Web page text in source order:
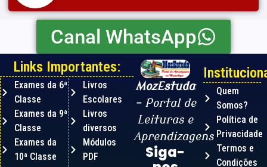
Canal WhatsApp
MozEstuda
– Portal de
Leituras e
Aprendizagens
Siga-
Quem
Somos?
Política de
Privacidade
Termos e
Condições
Links Importantes:
Exames da 6ª
Classe
Exames da 9ª
Classe
Exames da
10ª Classe
Livros
Escolares
Livros
diversos
Módulos
PDF